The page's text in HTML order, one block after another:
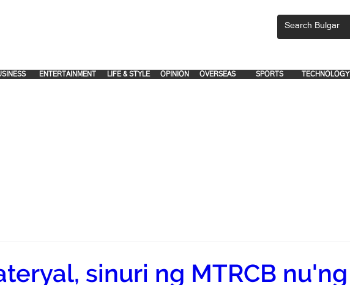
TECHNOLOGY
SPORTS
OVERSEAS
OPINION
LIFE & STYLE
ENTERTAINMENT . .
sinuri ng MTRCB nu'ng